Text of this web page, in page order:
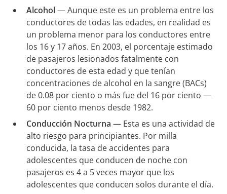
Alcohol— Aunque este es un problema entre los
conductores de todas las edades, en realidad es
un problema menor para los conductores entre
los 16 y 17 años. En 2003, el porcentaje estimado
de pasajeros lesionados fatalmente con
conductores de esta edad y que tenían
concentraciones de alcohol en la sangre (BACs)
de 0.08 por ciento o más fue del 16 por ciento —
60 por ciento menos desde 1982.
Conducción Nocturna — Esta es una actividad de
alto riesgo para principiantes. Por milla
conducida, la tasa de accidentes para
adolescentes que conducen de noche con
pasajeros es 4 a 5 veces mayor que los
adolescentes que conducen solos durante el día.